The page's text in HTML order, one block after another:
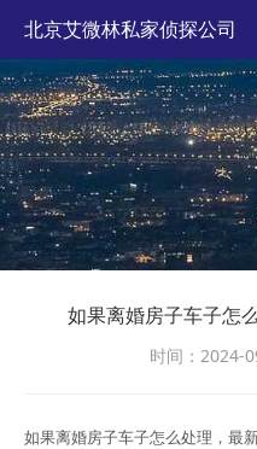
北京艾微林私家侦探公司
如果离婚房子车子怎
时间：2024-
如果离婚房子车子怎么处理，最